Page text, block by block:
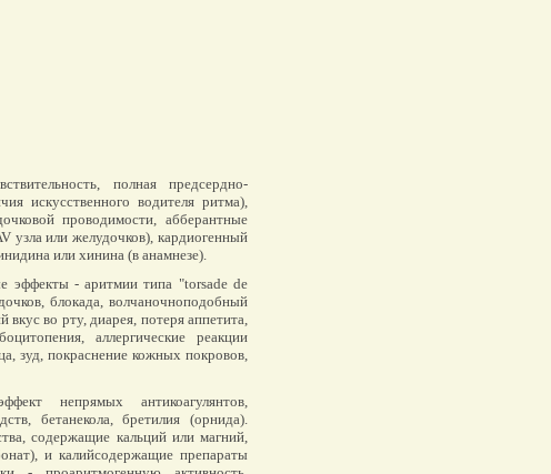
полная предсердно-
искусственного водителя ритма),
проводимости, абберантные
узла или желудочков), кардиогенный
или хинина (в анамнезе).
эффекты - аритмии типа "torsade de
блокада, волчаночноподобный
во рту, диарея, потеря аппетита,
аллергические реакции
зуд, покраснение кожных покровов,
непрямых антикоагулянтов,
бетанекола, бретилия (орнида).
содержащие кальций или магний,
и калийсодержащие препараты